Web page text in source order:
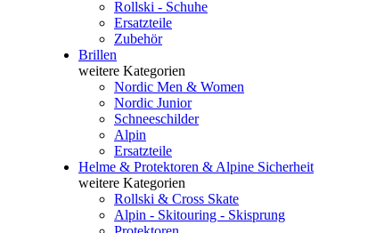
Rollski - Schuhe
Ersatzteile
Zubehör
Brillen
weitere Kategorien
Nordic Men & Women
Nordic Junior
Schneeschilder
Alpin
Ersatzteile
Helme & Protektoren & Alpine Sicherheit
weitere Kategorien
Rollski & Cross Skate
Alpin - Skitouring - Skisprung